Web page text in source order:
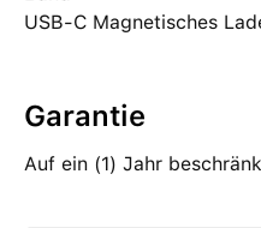
USB-C Magnetisches
Garantie
Auf ein (1) Jahr